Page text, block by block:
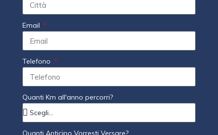
Email
Telefono
Quanti Km all'anno percorri?
Quanti Anticipo Vorresti Versare?